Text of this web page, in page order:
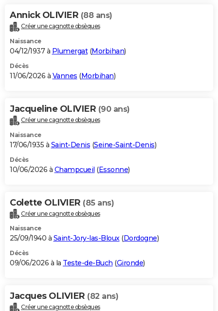
Annick OLIVIER (88 ans)
Créer une cagnotte obsèques
Naissance
04/12/1937 à Plumergat(Morbihan)
Décès
11/06/2026 à Vannes (Morbihan)
Jacqueline OLIVIER (90 ans)
Créer une cagnotte obsèques
Naissance
17/06/1935 à Saint-Denis (Seine-Saint-Denis)
Décès
10/06/2026 à Champcueil (Essonne)
Colette OLIVIER (85 ans)
Créer une cagnotte obsèques
Naissance
25/09/1940 à Saint-Jory-las-Bloux(Dordogne)
Décès
09/06/2026 à la Teste-de-Buch (Gironde)
Jacques OLIVIER (82 ans)
Créer une cagnotte obsèques